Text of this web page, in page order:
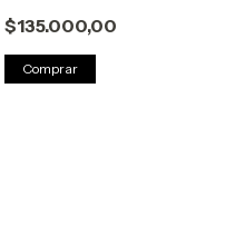
$135.000,00
Comprar